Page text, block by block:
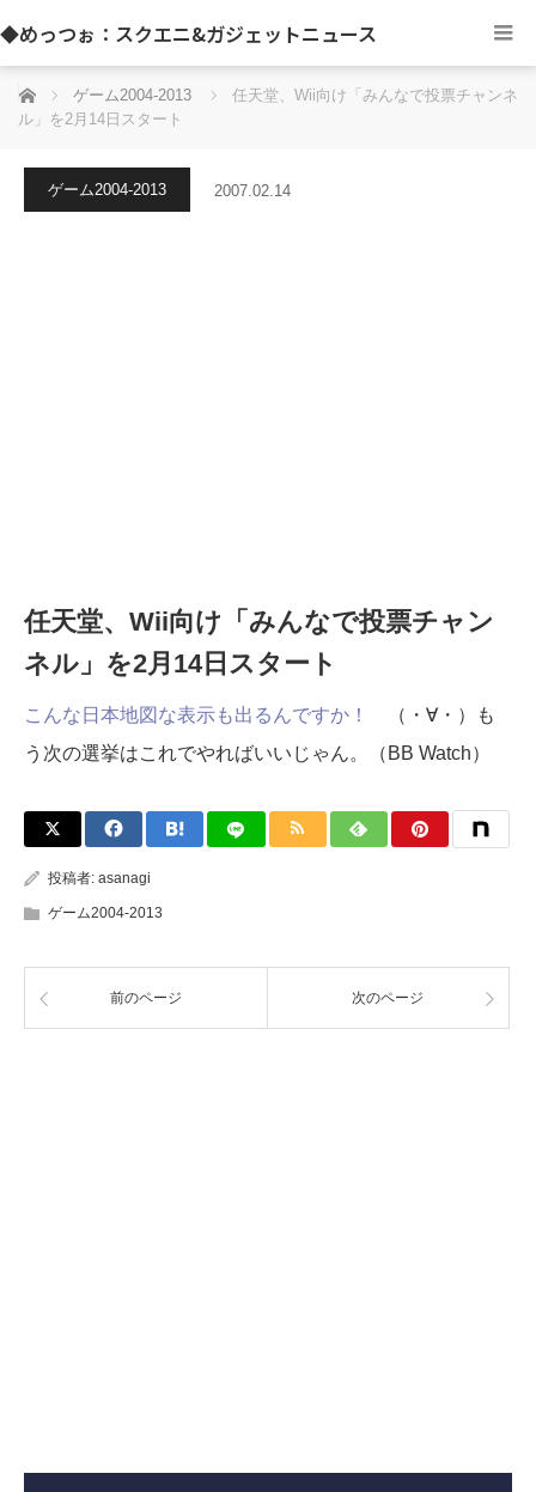
◆めっつぉ：スクエニ&ガジェットニュース
ホーム ゲーム2004-2013
任天堂、Wii向け「みんなで投票チャンネ
ル」を2月14日スタート
ゲーム2004-2013 2007.02.14
任天堂、Wii向け「みんなで投票チャン
ネル」を2月14日スタート
こんな日本地図な表示も出るんですか！
（・∀・）も
う次の選挙はこれでやればいいじゃん。（BB Watch）
投稿者: asanagi
ゲーム2004-2013
前のページ 次のページ